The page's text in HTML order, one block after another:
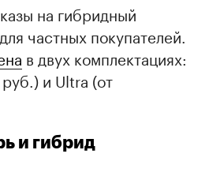
на гибридный
частных покупателей.
в двух комплектациях:
и Ultra (от
и гибрид